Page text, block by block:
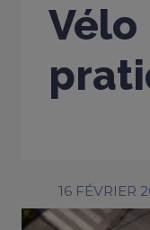
Vélo
16 FÉVRIER